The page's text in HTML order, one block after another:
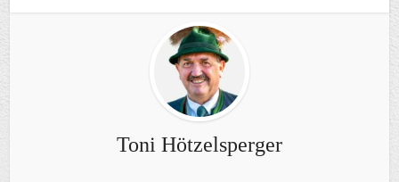
Toni Hötzelsperger